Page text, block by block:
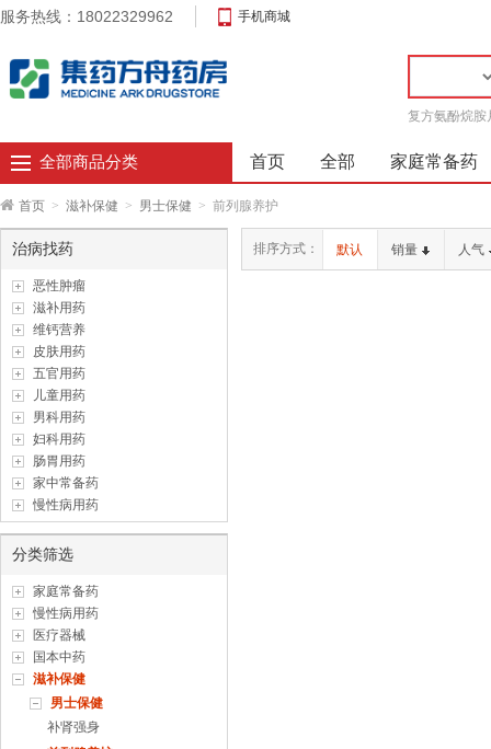
服务热线：18022329962 手机商城
复方氨酚烷胺
全部商品分类 首页 全部 家庭常备药
首页 > 滋补保健 > 男士保健 > 前列腺养护
治病找药
恶性肿瘤
滋补用药
维钙营养
皮肤用药
五官用药
儿童用药
男科用药
妇科用药
肠胃用药
家中常备药
慢性病用药
分类筛选
家庭常备药
慢性病用药
医疗器械
国本中药
滋补保健
男士保健
补肾强身
排序方式： 默认 销量 人气